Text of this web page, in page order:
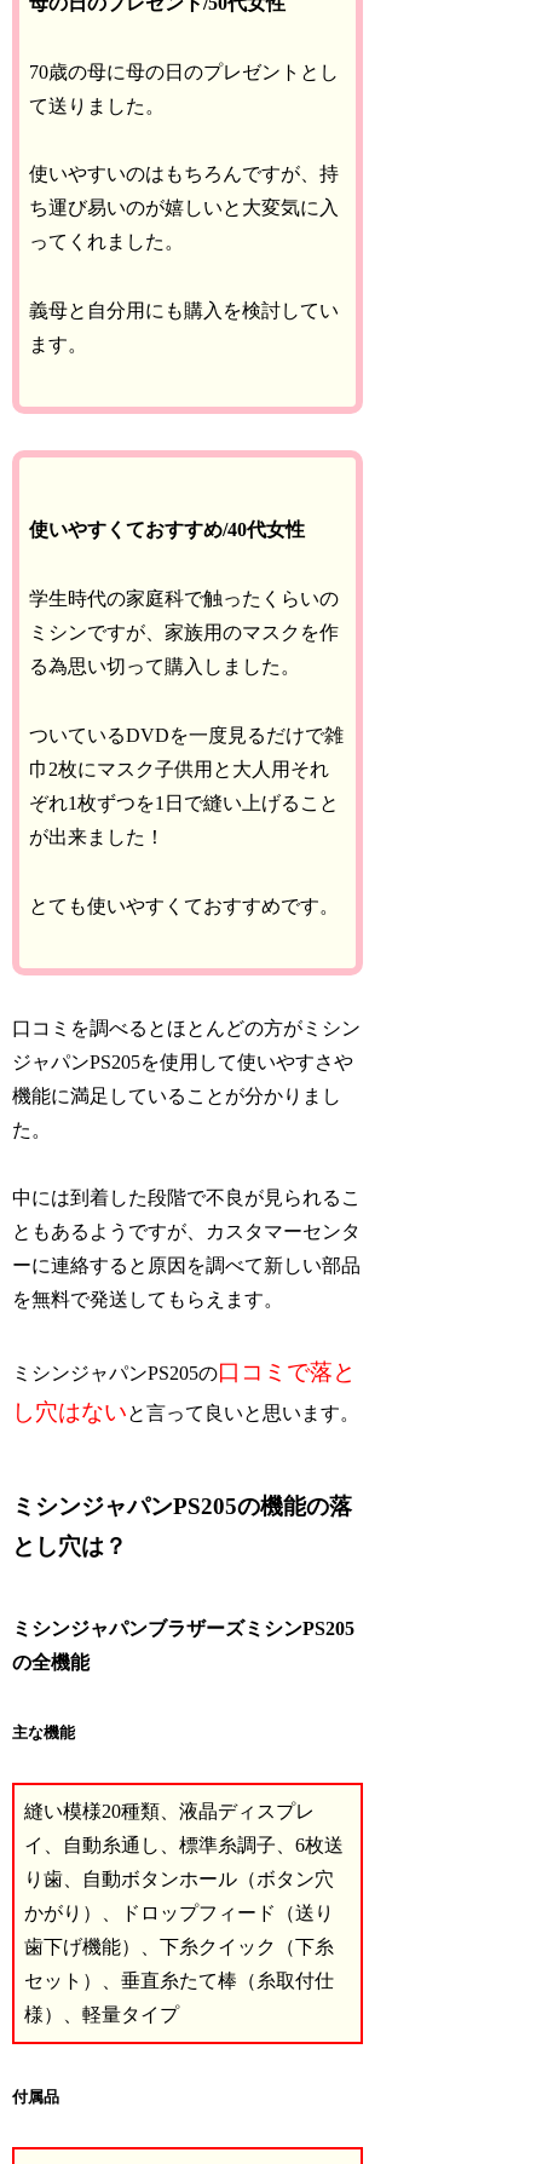
70歳の母に母の日のプレゼントとし
て送りました。
使いやすいのはもちろんですが、持
ち運び易いのが嬉しいと大変気に入
ってくれました。
義母と自分用にも購入を検討してい
ます。
使いやすくておすすめ/40代女性
学生時代の家庭科で触ったくらいの
ミシンですが、家族用のマスクを作
る為思い切って購入しました。
ついているDVDを一度見るだけで雑
巾2枚にマスク子供用と大人用それ
ぞれ1枚ずつを1日で縫い上げること
が出来ました！
とても使いやすくておすすめです。
口コミを調べるとほとんどの方がミシン
ジャパンPS205を使用して使いやすさや
機能に満足していることが分かりまし
た。
中には到着した段階で不良が見られるこ
ともあるようですが、カスタマーセンタ
ーに連絡すると原因を調べて新しい部品
を無料で発送してもらえます。
ミシンジャパンPS205の口コミで落と
し穴はないと言って良いと思います。
ミシンジャパンPS205の機能の落
とし穴は？
ミシンジャパンブラザーズミシンPS205
の全機能
主な機能
縫い模様20種類、液晶ディスプレ
イ、自動糸通し、標準糸調子、6枚送
り歯、自動ボタンホール（ボタン穴
かがり）、ドロップフィード（送り
歯下げ機能）、下糸クイック（下糸
セット）、垂直糸たて棒（糸取付仕
様）、軽量タイプ
付属品